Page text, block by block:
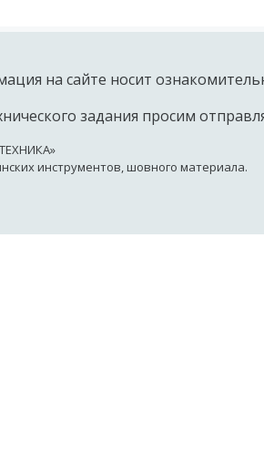
на сайте носит
задания просим
инструментов, шовного материала.